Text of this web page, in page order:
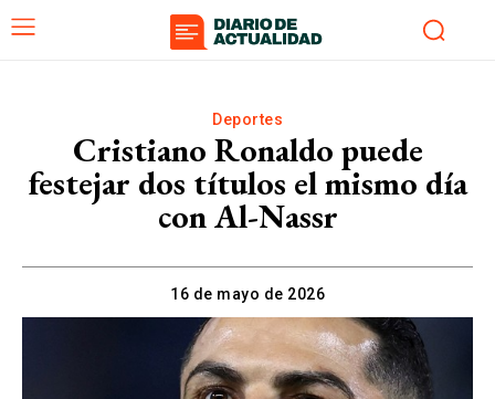
Deportes
Cristiano Ronaldo puede
festejar dos títulos el mismo día
con Al-Nassr
16 de mayo de 2026